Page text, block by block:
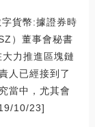
貨幣:據證券時
）董事會秘書
力推進區塊鏈
人已經接到了
當中，尤其會
10/23]